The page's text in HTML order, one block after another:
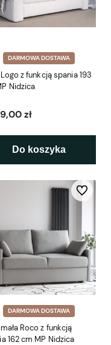
DARMOWA DOSTAWA
z funkcją spania 193
Nidzica
zł
Do koszyka
DARMOWA DOSTAWA
Roco z funkcją
162 cm MP Nidzica
Do